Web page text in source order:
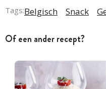
Tags:Belgisch Snack
Of een ander recept?